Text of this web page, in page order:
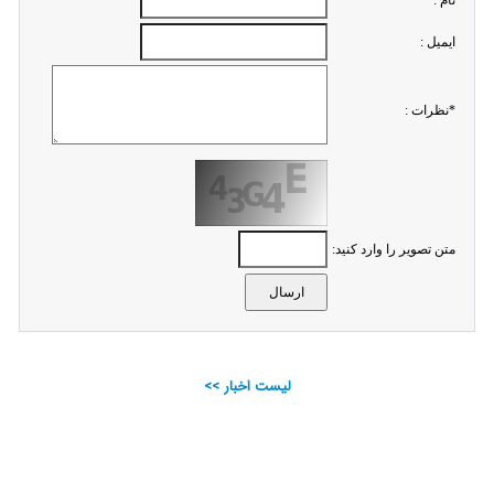
ايميل :
*نظرات :
متن تصویر را وارد کنید:
لیست اخبار >>